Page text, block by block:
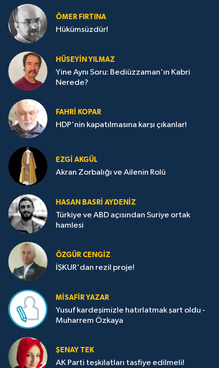
ÖMER FIRTINA
Hükümsüzdür!
HÜSEYIN YILMAZ
Yine Aynı Soru: Bediüzzaman'ın Kabri
Nerede?
FAHRI KOPAR
HDP'nin kapatılmasına karşı çıkanlar!
EZGI AKGÜL
Akran Zorbalığı ve Ailenin Rolü
HASAN BASRI AYDENIZ
Türkiye ve ABD açısından Suriye ortak
hamlesi
ÖZGÜR CENGIZ
İŞKUR'dan rezil proje!
MISAFIR YAZAR
Yusuf kardeşimizle hatırlatmak şart oldu -
Muharrem Özkaya
ŞENAY TEK
AK Parti teşkilatları tasfiye edilmeli!